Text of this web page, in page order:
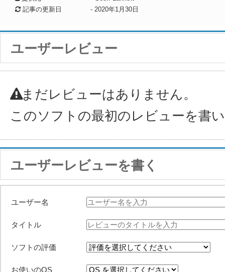
記事の更新日
- 2020年1月30日
ユーザーレビュー
まだレビューはありません。
このソフトの最初のレビューを書
ユーザーレビューを書く
ユーザー名
タイトル
ソフトの評価
お使いのOS